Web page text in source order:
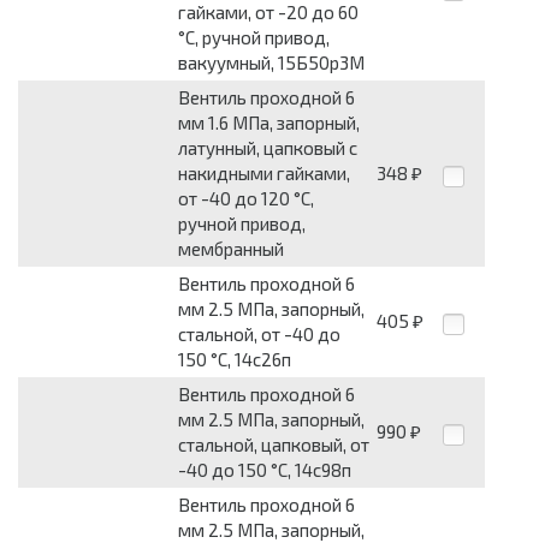
гайками, от -20 до 60
°С, ручной привод,
вакуумный, 15Б50р3М
Вентиль проходной 6
мм 1.6 МПа, запорный,
латунный, цапковый с
накидными гайками,
от -40 до 120 °С,
ручной привод,
мембранный
348 ₽
Вентиль проходной 6
мм 2.5 МПа, запорный,
стальной, от -40 до
150 °С, 14с26п
405 ₽
Вентиль проходной 6
мм 2.5 МПа, запорный,
стальной, цапковый, от
-40 до 150 °С, 14с98п
990 ₽
Вентиль проходной 6
мм 2.5 МПа, запорный,